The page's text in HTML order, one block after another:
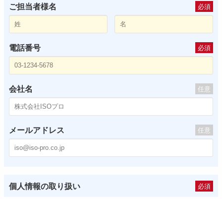
ご担当者様名 必須
電話番号 必須
会社名 任意
メールアドレス 任意
個人情報の取り扱い 必須